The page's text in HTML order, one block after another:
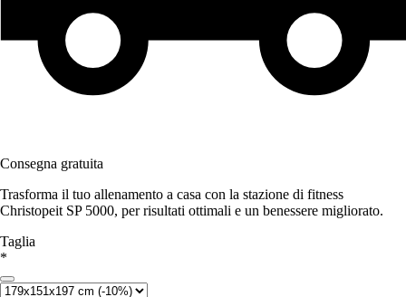
Consegna gratuita
Trasforma il tuo allenamento a casa con la stazione di fitness
Christopeit SP 5000, per risultati ottimali e un benessere migliorato.
Taglia
*